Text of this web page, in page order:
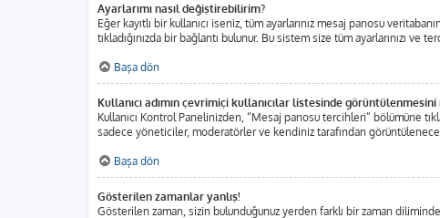
Ayarlarımı nasıl değiştirebilirim?
Eğer kayıtlı bir kullanıcı iseniz, tüm ayarlarınız mesaj panosu
tıkladığınızda bir bağlantı bulunur. Bu sistem size tüm ayarlarınızı
Başa dön
Kullanıcı adımın çevrimiçi kullanıcılar listesinde
Kullanıcı Kontrol Panelinizden, “Mesaj panosu tercihleri” bölümüne
sadece yöneticiler, moderatörler ve kendiniz tarafından
Başa dön
Gösterilen zamanlar yanlış!
Gösterilen zaman, sizin bulunduğunuz yerden farklı bir zaman